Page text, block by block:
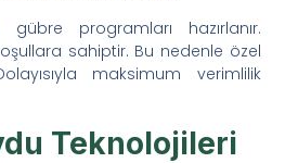
gübre programları hazırlanır.
sahiptir. Bu nedenle özel
maksimum verimlilik
Teknolojileri